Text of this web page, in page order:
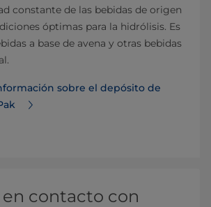
constante de las bebidas de origen
óptimas para la hidrólisis. Es
a base de avena y otras bebidas
sobre el depósito de
en contacto con